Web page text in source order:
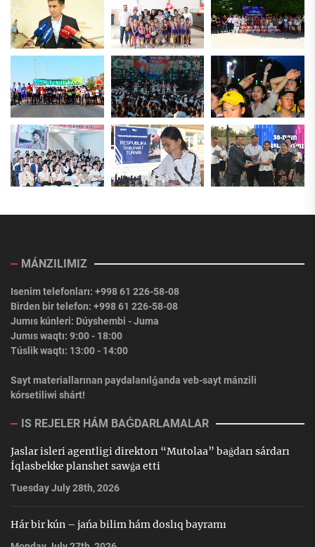
MÁNZILIMIZ
Isenim telefonları: +998 61 226-58-08
Birden bir telefon: +998 61 226-58-08
Jumıs kúnleri: Dúyshembi - Juma
Jumıs waqtı: 9:00 - 18:00
Túslik waqtı: 13:00 - 14:00
Sayt materiallarınan paydalanılǵanda veb-sayt mánzili
kórsetiliwi shárt!
IS REJELER HÁM BAǴDARLAMALAR
Jaslar isleri agentligi direktorı “Mutolaa” baǵdarı sárdarı
Íqlasbekke planshet sawǵa etti
Tuesday July 28th, 2026
Hár bir kún – jańa bilim hám doslıq bayramı